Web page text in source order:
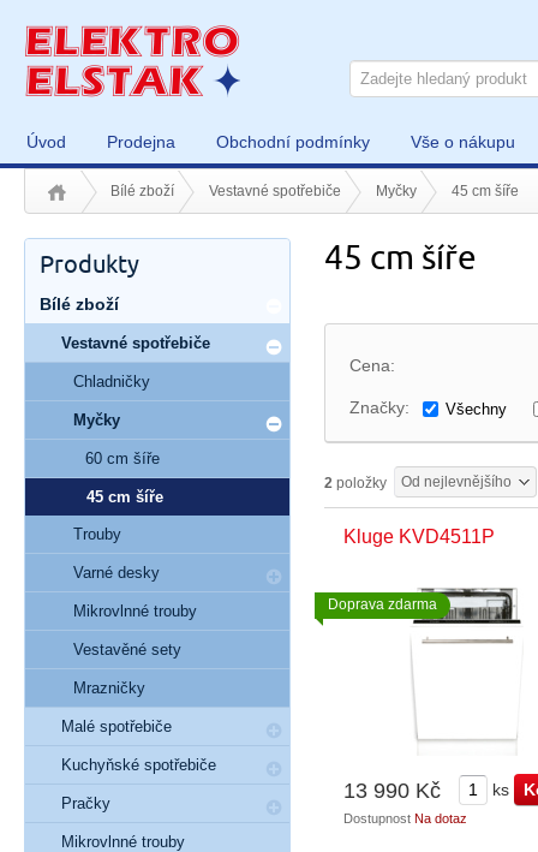
Úvod Prodejna Obchodní podmínky Vše o nákupu
Bílé zboží Vestavné spotřebiče Myčky 45 cm šíře
45 cm šíře
Cena:
Značky: Všechny
2 položky Od nejlevnějšího
Kluge KVD4511P
13 990 Kč ks
Dostupnost Na dotaz
Doprava zdarma
Produkty
Bílé zboží
Vestavné spotřebiče
Chladničky
Myčky
60 cm šíře
45 cm šíře
Trouby
Varné desky
Mikrovlnné trouby
Vestavěné sety
Mrazničky
Malé spotřebiče
Kuchyňské spotřebiče
Pračky
Mikrovlnné trouby